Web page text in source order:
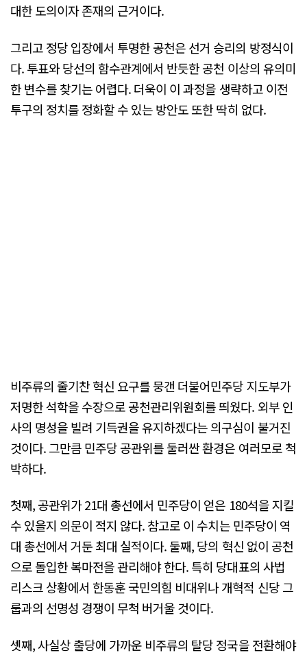
대한 도의이자 존재의 근거이다.
그리고 정당 입장에서 투명한 공천은 선거 승리의 방정식이
다. 투표와 당선의 함수관계에서 반듯한 공천 이상의 유의미
한 변수를 찾기는 어렵다. 더욱이 이 과정을 생략하고 이전
투구의 정치를 정화할 수 있는 방안도 또한 딱히 없다.
비주류의 줄기찬 혁신 요구를 뭉갠 더불어민주당 지도부가
저명한 석학을 수장으로 공천관리위원회를 띄웠다. 외부 인
사의 명성을 빌려 기득권을 유지하겠다는 의구심이 불거진
것이다. 그만큼 민주당 공관위를 둘러싼 환경은 여러모로 척
박하다.
첫째, 공관위가 21대 총선에서 민주당이 얻은 180석을 지킬
수 있을지 의문이 적지 않다. 참고로 이 수치는 민주당이 역
대 총선에서 거둔 최대 실적이다. 둘째, 당의 혁신 없이 공천
으로 돌입한 복마전을 관리해야 한다. 특히 당대표의 사법
리스크 상황에서 한동훈 국민의힘 비대위나 개혁적 신당 그
룹과의 선명성 경쟁이 무척 버거울 것이다.
셋째, 사실상 출당에 가까운 비주류의 탈당 정국을 전환해야